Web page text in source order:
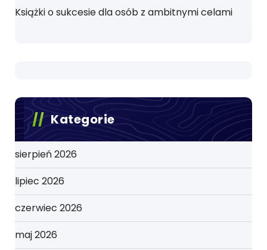
Książki o sukcesie dla osób z ambitnymi celami
Kategorie
sierpień 2026
lipiec 2026
czerwiec 2026
maj 2026